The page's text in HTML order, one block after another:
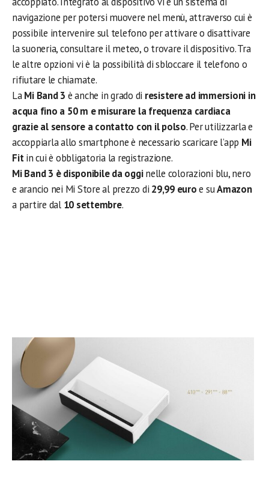
navigazione per potersi muovere nel menù, attraverso cui è
possibile intervenire sul telefono per attivare o disattivare
la suoneria, consultare il meteo, o trovare il dispositivo. Tra
le altre opzioni vi è la possibilità di sbloccare il telefono o
rifiutare le chiamate.
LaMi Band 3 è anche in grado di resistere ad immersioni in
acqua fino a 50 m e misurare la frequenza cardiaca
grazie al sensore a contatto con il polso. Per utilizzarla e
accoppiarla allo smartphone è necessario scaricare l’app Mi
Fitin cui è obbligatoria la registrazione.
Mi Band 3 è disponibile da ogginelle colorazioni blu, nero
e arancio nei Mi Store al prezzo di 29,99 euroe suAmazon
a partire dal 10 settembre.